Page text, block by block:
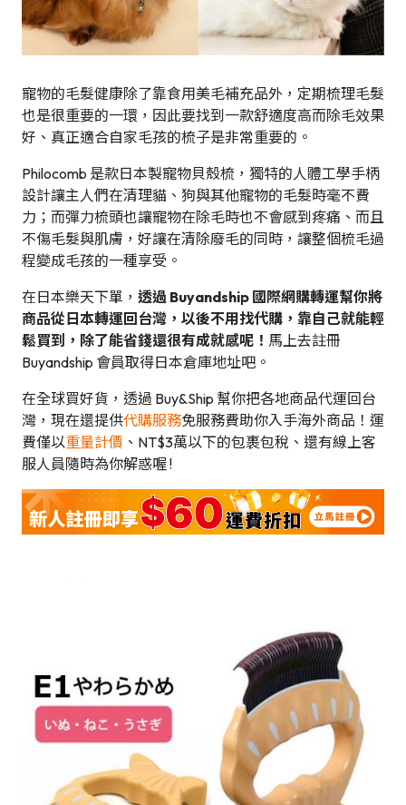
寵物的毛髮健康除了靠食用美毛補充品外，定期梳理毛髮
也是很重要的一環，因此要找到一款舒適度高而除毛效果
好、真正適合自家毛孩的梳子是非常重要的。
Philocomb 是款日本製寵物貝殼梳，獨特的人體工學手柄
設計讓主人們在清理貓、狗與其他寵物的毛髮時毫不費
力；而彈力梳頭也讓寵物在除毛時也不會感到疼痛、而且
不傷毛髮與肌膚，好讓在清除廢毛的同時，讓整個梳毛過
程變成毛孩的一種享受。
在日本樂天下單， 透過 Buyandship 國際網購轉運幫你將
商品從日本轉運回台灣，以後不用找代購，靠自己就能輕
鬆買到，除了能省錢還很有成就感呢！ 馬上去註冊
Buyandship 會員取得日本倉庫地址吧。
在全球買好貨，透過 Buy&Ship 幫你把各地商品代運回台
灣，現在還提供代購服務免服務費助你入手海外商品！運
費僅以重量計價 、NT$3萬以下的包裹包稅、還有線上客
服人員隨時為你解惑喔 !